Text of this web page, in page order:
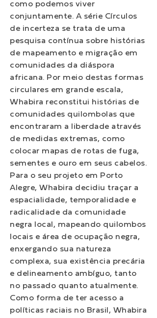
como podemos viver
conjuntamente. A série Círculos
de incerteza se trata de uma
pesquisa contínua sobre histórias
de mapeamento e migração em
comunidades da diáspora
africana. Por meio destas formas
circulares em grande escala,
Whabira reconstitui histórias de
comunidades quilombolas que
encontraram a liberdade através
de medidas extremas, como
colocar mapas de rotas de fuga,
sementes e ouro em seus cabelos.
Para o seu projeto em Porto
Alegre, Whabira decidiu traçar a
espacialidade, temporalidade e
radicalidade da comunidade
negra local, mapeando quilombos
locais e área de ocupação negra,
enxergando sua natureza
complexa, sua existência precária
e delineamento ambíguo, tanto
no passado quanto atualmente.
Como forma de ter acesso a
políticas raciais no Brasil, Whabira